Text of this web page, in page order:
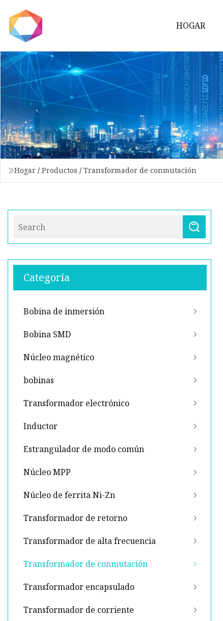
HOGAR
Hogar / Productos / Transformador de conmutación
Categoría
Bobina de inmersión
Bobina SMD
Núcleo magnético
bobinas
Transformador electrónico
Inductor
Estrangulador de modo común
Núcleo MPP
Núcleo de ferrita Ni-Zn
Transformador de retorno
Transformador de alta frecuencia
Transformador de conmutación
Transformador encapsulado
Transformador de corriente